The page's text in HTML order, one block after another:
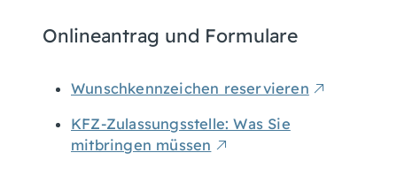
Onlineantrag und Formulare
Wunschkennzeichen reservieren
KFZ-Zulassungsstelle: Was Sie
mitbringen müssen